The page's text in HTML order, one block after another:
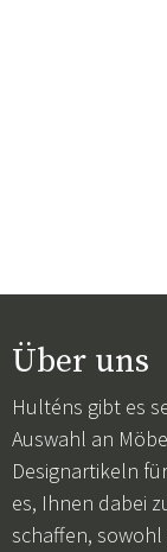
Über uns
Hulténs gibt es
Auswahl an
Designartikeln
es, Ihnen dabei
schaffen,